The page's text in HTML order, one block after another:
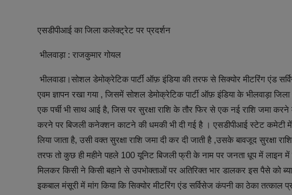
एसडीपीआई का जिला कलेक्ट्रेट पर प्रदर्शन
भीलवाड़ा : राजकुमार गोयल
भीलवाडा।सोशल डेमोक्रेटिक पार्टी ऑफ़ इंडिया की तरफ से सिक्योर मीटरिंग एंड
एवम ज्ञापन रखा गया , जिसमें सोशल डेमोक्रेटिक पार्टी ऑफ़ इंडिया के भीलवाड़ा
एक पर्ची भी साथ आई है, जिस पर सुरक्षा राशि के तौर फिर से एक नई राशि जमा
करने पर बिजली कनेक्शन काटने की धमकी भी दी गई है । एसडीपीआई स्टेट कमेटी
लिया जाता है, उसी वक्त सुरक्षा राशि जमा दी कर दी जाती है ,उसके बावजूद सुरक्षा
तरफ तो कुछ ही महीने पहले 100 यूनिट बिजली फ्री के नाम पर जनता धूप में लाइन
मिलकर किसी ने किसी बहाने से उपभोक्ताओं पर अतिरिक्त भार डालकर इस पैसे को
इकबाल मंसूरी में मांग किया कि सिक्योर मीटरिंग एंड सर्विसेज कंपनी का ठेका तत्काल